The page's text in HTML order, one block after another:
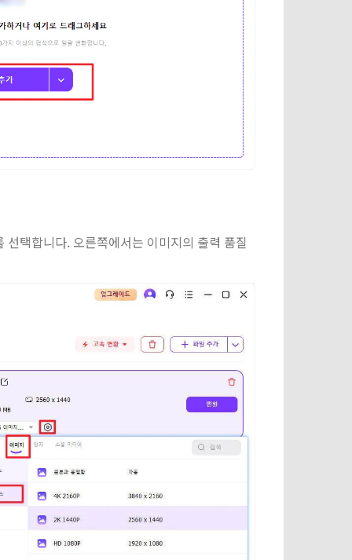
선택합니다. 오른쪽에서는 이미지의 출력 품질